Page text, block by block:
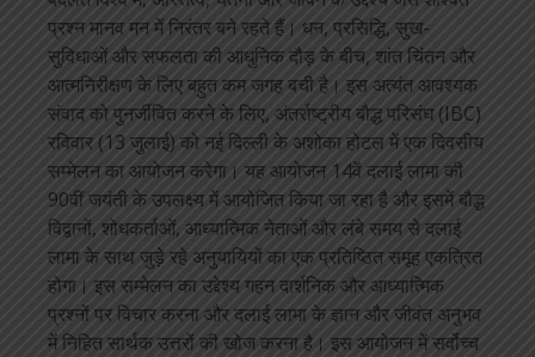
प्रश्न मानव मन में निरंतर बने रहते हैं। धन, प्रसिद्धि, सुख-
सुविधाओं और सफलता की आधुनिक दौड़ के बीच, शांत चिंतन और
आत्मनिरीक्षण के लिए बहुत कम जगह बची है। इस अत्यंत आवश्यक
संवाद को पुनर्जीवित करने के लिए, अंतर्राष्ट्रीय बौद्ध परिसंघ (IBC)
रविवार (13 जुलाई) को नई दिल्ली के अशोका होटल में एक दिवसीय
सम्मेलन का आयोजन करेगा। यह आयोजन 14वें दलाई लामा की
90वीं जयंती के उपलक्ष्य में आयोजित किया जा रहा है और इसमें बौद्ध
विद्वानों, शोधकर्ताओं, आध्यात्मिक नेताओं और लंबे समय से दलाई
लामा के साथ जुड़े रहे अनुयायियों का एक प्रतिष्ठित समूह एकत्रित
होगा। इस सम्मेलन का उद्देश्य गहन दार्शनिक और आध्यात्मिक
प्रश्नों पर विचार करना और दलाई लामा के ज्ञान और जीवंत अनुभव
में निहित सार्थक उत्तरों की खोज करना है। इस आयोजन में सर्वोच्च